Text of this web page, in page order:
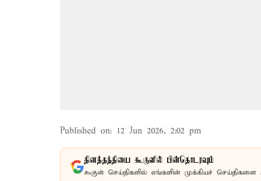
Published on: 12 Jun 2026, 2:02 pm
தினத்தந்தியை கூகுளில் பின்தொடரவும்
கூகுள் செய்திகளில் எங்களின் முக்கியச்